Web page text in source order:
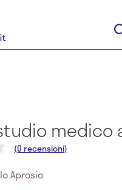
medico
(0 recensioni)
Aprosio